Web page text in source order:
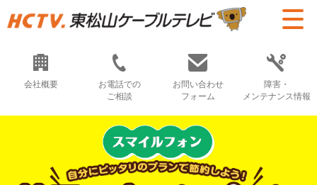
会社概要
お電話での
ご相談
お問い合わせ
フォーム
障害・
メンテナンス情報